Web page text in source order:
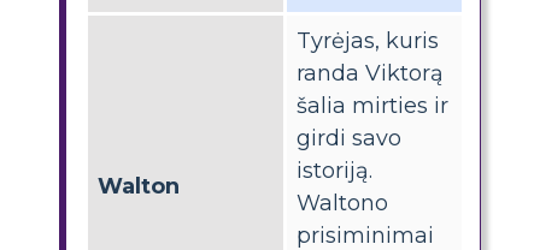
Walton
Tyrėjas, kuris
randa Viktorą
šalia mirties ir
girdi savo
istoriją.
Waltono
prisiminimai